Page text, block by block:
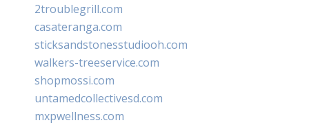
2troublegrill.com
casateranga.com
sticksandstonesstudiooh.com
walkers-treeservice.com
shopmossi.com
untamedcollectivesd.com
mxpwellness.com